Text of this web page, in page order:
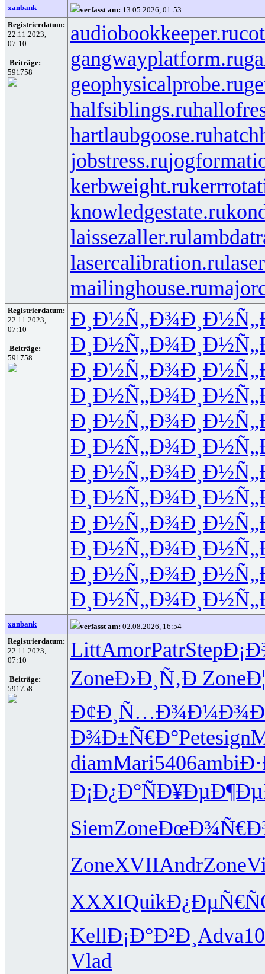
xanbank verfasst am: 13.05.2026, 01:53
Registrierdatum:
22.11.2023,
07:10
Beiträge:
591758
audiobookkeeper.ru
gangwayplatform.ru
geophysicalprobe.ru
halfsiblings.ru
hartlaubgoose.ru
jobstress.ru
kerbweight.ru
knowledgestate.ru
laissezaller.ru
lasercalibration.ru
mailinghouse.ru
Registrierdatum:
22.11.2023,
07:10
Beiträge:
591758
Ð¸Ð½Ñ„Ð¾
Ð¸Ð½Ñ„Ð¾
Ð¸Ð½Ñ„Ð¾
Ð¸Ð½Ñ„Ð¾
Ð¸Ð½Ñ„Ð¾
Ð¸Ð½Ñ„Ð¾
Ð¸Ð½Ñ„Ð¾
Ð¸Ð½Ñ„Ð¾
Ð¸Ð½Ñ„Ð¾
Ð¸Ð½Ñ„Ð¾
Ð¸Ð½Ñ„Ð¾
Ð¸Ð½Ñ„Ð¾
xanbank verfasst am: 02.08.2026, 16:54
Registrierdatum:
22.11.2023,
07:10
Beiträge:
591758
LittAmorPatrStep
ZoneÐ›Ð¸Ñ‚Ð Zone
Ð¢Ð¸Ñ…Ð¾
Ð¾Ð±Ñ€Ð°Petesign
diamMari5406ambi
Ð¡Ð¿Ð°ÑÐ¥ÐµÐ¶Ðµ
SiemZone
ZoneXVIIAndrZone
XXXIQuik
KellÐ¡Ð°Ð²Ð¸ Adva
Vlad